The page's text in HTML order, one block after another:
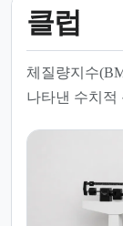
클럽
체질량지수
나타낸 수치적